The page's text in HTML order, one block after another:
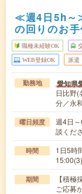
≪週4日5h～
の回りのお
職種未経験OK
WEB登録OK 派遣
勤務地 愛知県
日比野
分／永
曜日頻度
週4日
談くだ
時間
1日5時
期間
【積極
ご応募